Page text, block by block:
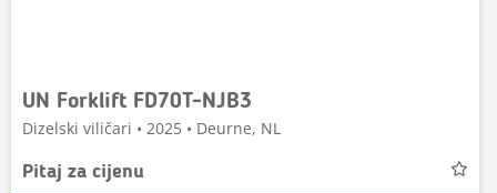
UN Forklift FD70T-NJB3
Dizelski viličari • 2025 • Deurne, NL
Pitaj za cijenu